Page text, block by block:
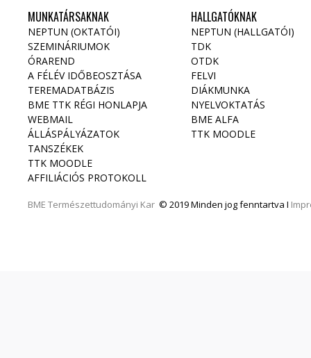
MUNKATÁRSAKNAK
NEPTUN (OKTATÓI)
SZEMINÁRIUMOK
ÓRAREND
A FÉLÉV IDŐBEOSZTÁSA
TEREMADATBÁZIS
BME TTK RÉGI HONLAPJA
WEBMAIL
ÁLLÁSPÁLYÁZATOK
TANSZÉKEK
TTK MOODLE
AFFILIÁCIÓS PROTOKOLL
BME Természettudományi Kar © 2019 Minden jog fenntartva I
HALLGATÓKNAK
NEPTUN (HALLGATÓI)
TDK
OTDK
FELVI
DIÁKMUNKA
NYELVOKTATÁS
BME ALFA
TTK MOODLE